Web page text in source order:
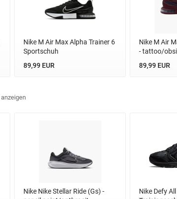
Nike M Air Max Alpha Trainer 6
Sportschuh
89,99 EUR
Nike M Air
- tattoo/
89,99 EUR
Nike Nike Stellar Ride (Gs) -
Nike Defy